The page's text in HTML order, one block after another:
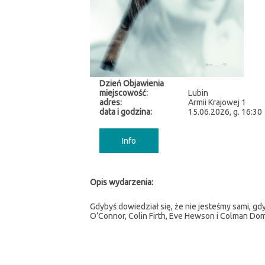
Dzień Objawienia
miejscowość:
Lubin
adres:
Armii Krajowej 1
data i godzina:
15.06.2026, g. 16:30
Info
Opis wydarzenia:
Gdybyś dowiedział się, że nie jesteśmy sami,
O’Connor, Colin Firth, Eve Hewson i Colman